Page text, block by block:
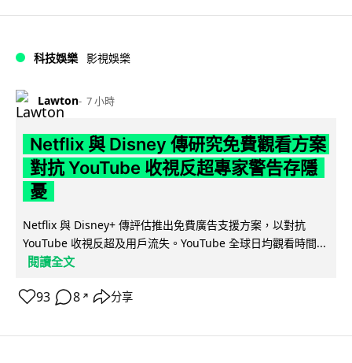
科技娛樂 影視娛樂
Lawton 7 小時
Netflix 與 Disney 傳研究免費觀看方案
對抗 YouTube 收視反超專家警告存隱
憂
Netflix 與 Disney+ 傳評估推出免費廣告支援方案，以對抗
YouTube 收視反超及用戶流失。YouTube 全球日均觀看時間...
閱讀全文
93 8 ↗ 分享